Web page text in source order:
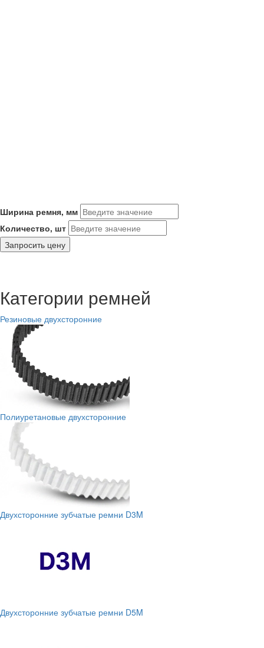
Ширина ремня, мм
Количество, шт
Запросить цену
Категории ремней
Резиновые двухсторонние
Полиуретановые двухсторонние
Двухсторонние зубчатые ремни D3M
Двухсторонние зубчатые ремни D5M